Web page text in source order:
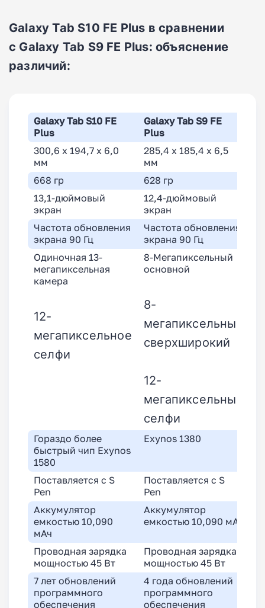
Galaxy Tab S10 FE Plus в сравнении
с Galaxy Tab S9 FE Plus: объяснение
различий:
Galaxy Tab S10 FE
Plus
Galaxy Tab S9 FE
Plus
300,6 x 194,7 x 6,0
мм
285,4 x 185,4 x 6,5
мм
668 гр
628 гр
13,1-дюймовый
экран
12,4-дюймовый
экран
Частота обновления
экрана 90 Гц
Частота обновления
экрана 90 Гц
Одиночная 13-
мегапиксельная
камера
12-
мегапиксельное
селфи
8-Мегапиксельный
основной
8-
мегапиксельный
сверхширокий
12-
мегапиксельный
селфи
Гораздо более
быстрый чип Exynos
1580
Exynos 1380
Поставляется с S
Pen
Поставляется с S
Pen
Аккумулятор
емкостью 10,090
мАч
Аккумулятор
емкостью 10,090 мАч
Проводная зарядка
мощностью 45 Вт
Проводная зарядка
мощностью 45 Вт
7 лет обновлений
программного
обеспечения
4 года обновлений
программного
обеспечения